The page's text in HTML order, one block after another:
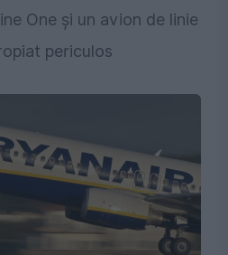
One și un avion de linie
periculos